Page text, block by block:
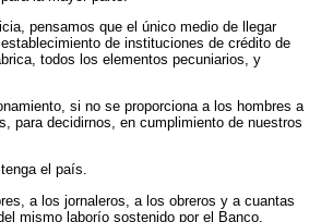
pensamos que el único medio de llegar
de instituciones de crédito de
todos los elementos pecuniarios, y
si no se proporciona a los hombres a
para decidirnos, en cumplimiento de nuestros
el país.
a los jornaleros, a los obreros y a cuantas
mismo laborío sostenido por el Banco.